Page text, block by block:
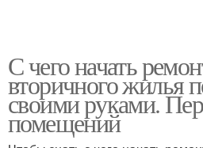
С чего начать
вторичного жилья
своими руками.
помещений